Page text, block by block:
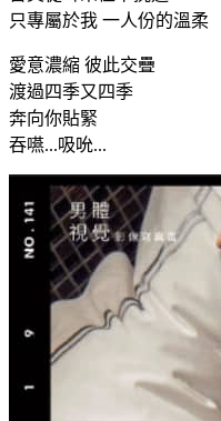
只專屬於我 一人份的溫柔
愛意濃縮 彼此交疊
渡過四季又四季
奔向你貼緊
吞嚥...吸吮...